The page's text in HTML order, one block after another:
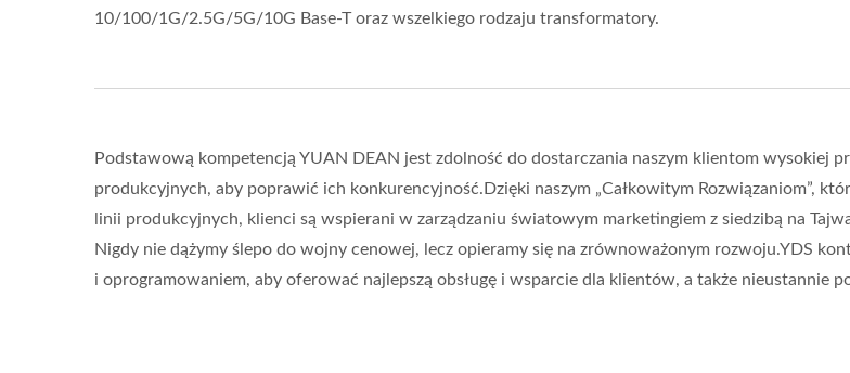
10/100/1G/2.5G/5G/10G Base-T oraz wszelkiego rodzaju transformatory.
Podstawową kompetencją YUAN DEAN jest zdolność do dostarczania naszym klientom wysokiej
produkcyjnych, aby poprawić ich konkurencyjność.Dzięki naszym „Całkowitym Rozwiązaniom”,
linii produkcyjnych, klienci są wspierani w zarządzaniu światowym marketingiem z siedzibą na
Nigdy nie dążymy ślepo do wojny cenowej, lecz opieramy się na zrównoważonym rozwoju.YDS
i oprogramowaniem, aby oferować najlepszą obsługę i wsparcie dla klientów, a także nieustannie